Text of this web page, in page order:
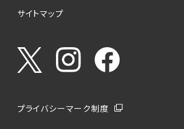
サイトマップ
プライバシーマーク制度